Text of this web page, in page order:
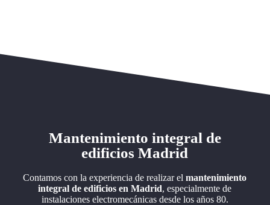
Mantenimiento integral de
edificios Madrid
Contamos con la experiencia de realizar el mantenimiento
integral de edificios en Madrid, especialmente de
instalaciones electromecánicas desde los años 80.